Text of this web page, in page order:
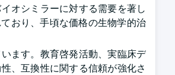
オシミラーに対する需要を著し
おり、手頃な価格の生物学的治
ます。教育啓発活動、実臨床デ
、互換性に関する信頼が強化さ